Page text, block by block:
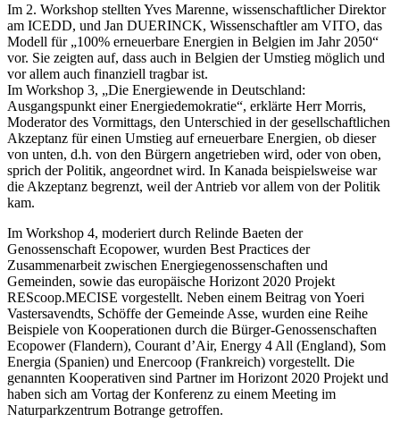
Im 2. Workshop stellten Yves Marenne, wissenschaftlicher Direktor
am ICEDD, und Jan DUERINCK, Wissenschaftler am VITO, das
Modell für „100% erneuerbare Energien in Belgien im Jahr 2050“
vor. Sie zeigten auf, dass auch in Belgien der Umstieg möglich und
vor allem auch finanziell tragbar ist.
Im Workshop 3, „Die Energiewende in Deutschland:
Ausgangspunkt einer Energiedemokratie“, erklärte Herr Morris,
Moderator des Vormittags, den Unterschied in der gesellschaftlichen
Akzeptanz für einen Umstieg auf erneuerbare Energien, ob dieser
von unten, d.h. von den Bürgern angetrieben wird, oder von oben,
sprich der Politik, angeordnet wird. In Kanada beispielsweise war
die Akzeptanz begrenzt, weil der Antrieb vor allem von der Politik
kam.
Im Workshop 4, moderiert durch Relinde Baeten der
Genossenschaft Ecopower, wurden Best Practices der
Zusammenarbeit zwischen Energiegenossenschaften und
Gemeinden, sowie das europäische Horizont 2020 Projekt
REScoop.MECISE vorgestellt. Neben einem Beitrag von Yoeri
Vastersavendts, Schöffe der Gemeinde Asse, wurden eine Reihe
Beispiele von Kooperationen durch die Bürger-Genossenschaften
Ecopower (Flandern), Courant d’Air, Energy 4 All (England), Som
Energia (Spanien) und Enercoop (Frankreich) vorgestellt. Die
genannten Kooperativen sind Partner im Horizont 2020 Projekt und
haben sich am Vortag der Konferenz zu einem Meeting im
Naturparkzentrum Botrange getroffen.